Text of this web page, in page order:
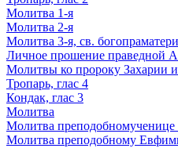
Молитва 1‑я
Молитва 2‑я
Молитва 3‑я, св.
Личное прошение праведной
Молитвы ко пророку Захарии
Тропарь, глас 4
Кондак, глас 3
Молитва
Молитва преподобномученице
Молитва преподобному